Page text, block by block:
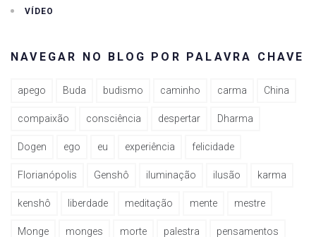
VÍDEO
NAVEGAR NO BLOG POR PALAVRA CHAVE
apego Buda budismo caminho carma China
compaixão consciência despertar Dharma
Dogen ego eu experiência felicidade
Florianópolis Genshô iluminação ilusão karma
kenshô liberdade meditação mente mestre
Monge monges morte palestra pensamentos